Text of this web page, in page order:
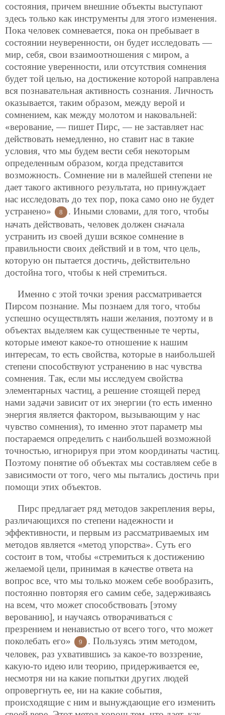
состояния, причем внешние объекты выступают
здесь только как инструменты для этого изменения.
Пока человек сомневается, пока он пребывает в
состоянии неуверенности, он будет исследовать —
мир, себя, свои взаимоотношения с миром, а
состояние уверенности, или отсутствия сомнения
будет той целью, на достижение которой направлена
вся познавательная активность сознания. Личность
оказывается, таким образом, между верой и
сомнением, как между молотом и наковальней:
«верование, — пишет Пирс, — не заставляет нас
действовать немедленно, но ставит нас в такие
условия, что мы будем вести себя некоторым
определенным образом, когда представится
возможность. Сомнение ни в малейшей степени не
дает такого активного результата, но принуждает
нас исследовать до тех пор, пока само оно не будет
устранено»
8
. Иными словами, для того, чтобы
начать действовать, человек должен сначала
устранить из своей души всякое сомнение в
правильности своих действий и в том, что цель,
которую он пытается достичь, действительно
достойна того, чтобы к ней стремиться.
Именно с этой точки зрения рассматривается
Пирсом познание. Мы познаем для того, чтобы
успешно осуществлять наши желания, поэтому и в
объектах выделяем как существенные те черты,
которые имеют какое-то отношение к нашим
интересам, то есть свойства, которые в наибольшей
степени способствуют устранению в нас чувства
сомнения. Так, если мы исследуем свойства
элементарных частиц, а решение стоящей перед
нами задачи зависит от их энергии (то есть именно
энергия является фактором, вызывающим у нас
чувство сомнения), то именно этот параметр мы
постараемся определить с наибольшей возможной
точностью, игнорируя при этом координаты частиц.
Поэтому понятие об объектах мы составляем себе в
зависимости от того, чего мы пытались достичь при
помощи этих объектов.
Пирс предлагает ряд методов закрепления веры,
различающихся по степени надежности и
эффективности, и первым из рассматриваемых им
методов является «метод упорства». Суть его
состоит в том, чтобы «стремиться к достижению
желаемой цели, принимая в качестве ответа на
вопрос все, что мы только можем себе вообразить,
постоянно повторяя его самим себе, задерживаясь
на всем, что может способствовать [этому
верованию], и научаясь отворачиваться с
презрением и ненавистью от всего того, что может
поколебать его»
9
. Пользуясь этим методом,
человек, раз ухватившись за какое-то воззрение,
какую-то идею или теорию, придерживается ее,
несмотря ни на какие попытки других людей
опровергнуть ее, ни на какие события,
происходящие с ним и вынуждающие его изменить